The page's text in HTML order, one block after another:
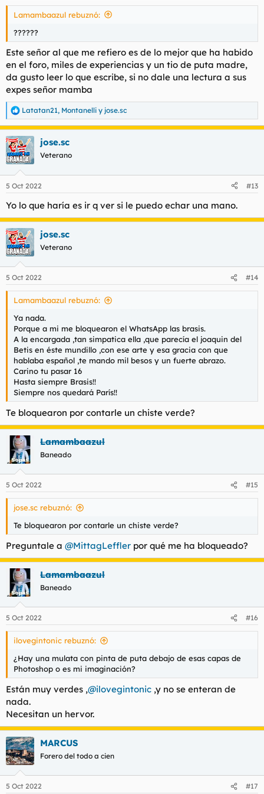
Lamambaazul rebuznó:
??????
Este señor al que me refiero es de lo mejor que ha habido
en el foro, miles de experiencias y un tio de puta madre,
da gusto leer lo que escribe, si no dale una lectura a sus
expes señor mamba
R
e
a
c
c
i
e
:
Latatan21, Montanelli y jose.sc
jose.sc
Veterano
5 Oct 2022 #13
Yo lo que haría es ir q ver si le puedo echar una mano.
jose.sc
Veterano
5 Oct 2022 #14
Lamambaazul rebuznó:
Ya nada.
Porque a mi me bloquearon el WhatsApp las brasis.
A la encargada ,tan simpatica ella ,que parecía el joaquin del
Betis en éste mundillo ,con ese arte y esa gracia con que
hablaba español ,te mando mil besos y un fuerte abrazo.
Carino tu pasar 16
Hasta siempre Brasis!!
Siempre nos quedará París!!
Te bloquearon por contarle un chiste verde?
Lamambaazul
Baneado
5 Oct 2022 #15
jose.sc rebuznó:
Te bloquearon por contarle un chiste verde?
Preguntale a @MittagLeffler por qué me ha bloqueado?
Lamambaazul
Baneado
5 Oct 2022 #16
ilovegintonic rebuznó:
¿Hay una mulata con pinta de puta debajo de esas capas de
Photoshop o es mi imaginación?
Están muy verdes ,@ilovegintonic ,y no se enteran de
nada.
Necesitan un hervor.
MARCUS
Forero del todo a cien
5 Oct 2022 #17